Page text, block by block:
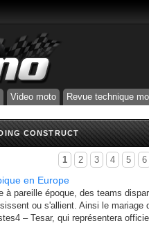
Video moto Revue technique
CONSTRUCT
1 2 3 4 5 6
en Europe
à pareille époque, des teams
ou s'allient. Ainsi le mariage
– Tesar, qui représentera